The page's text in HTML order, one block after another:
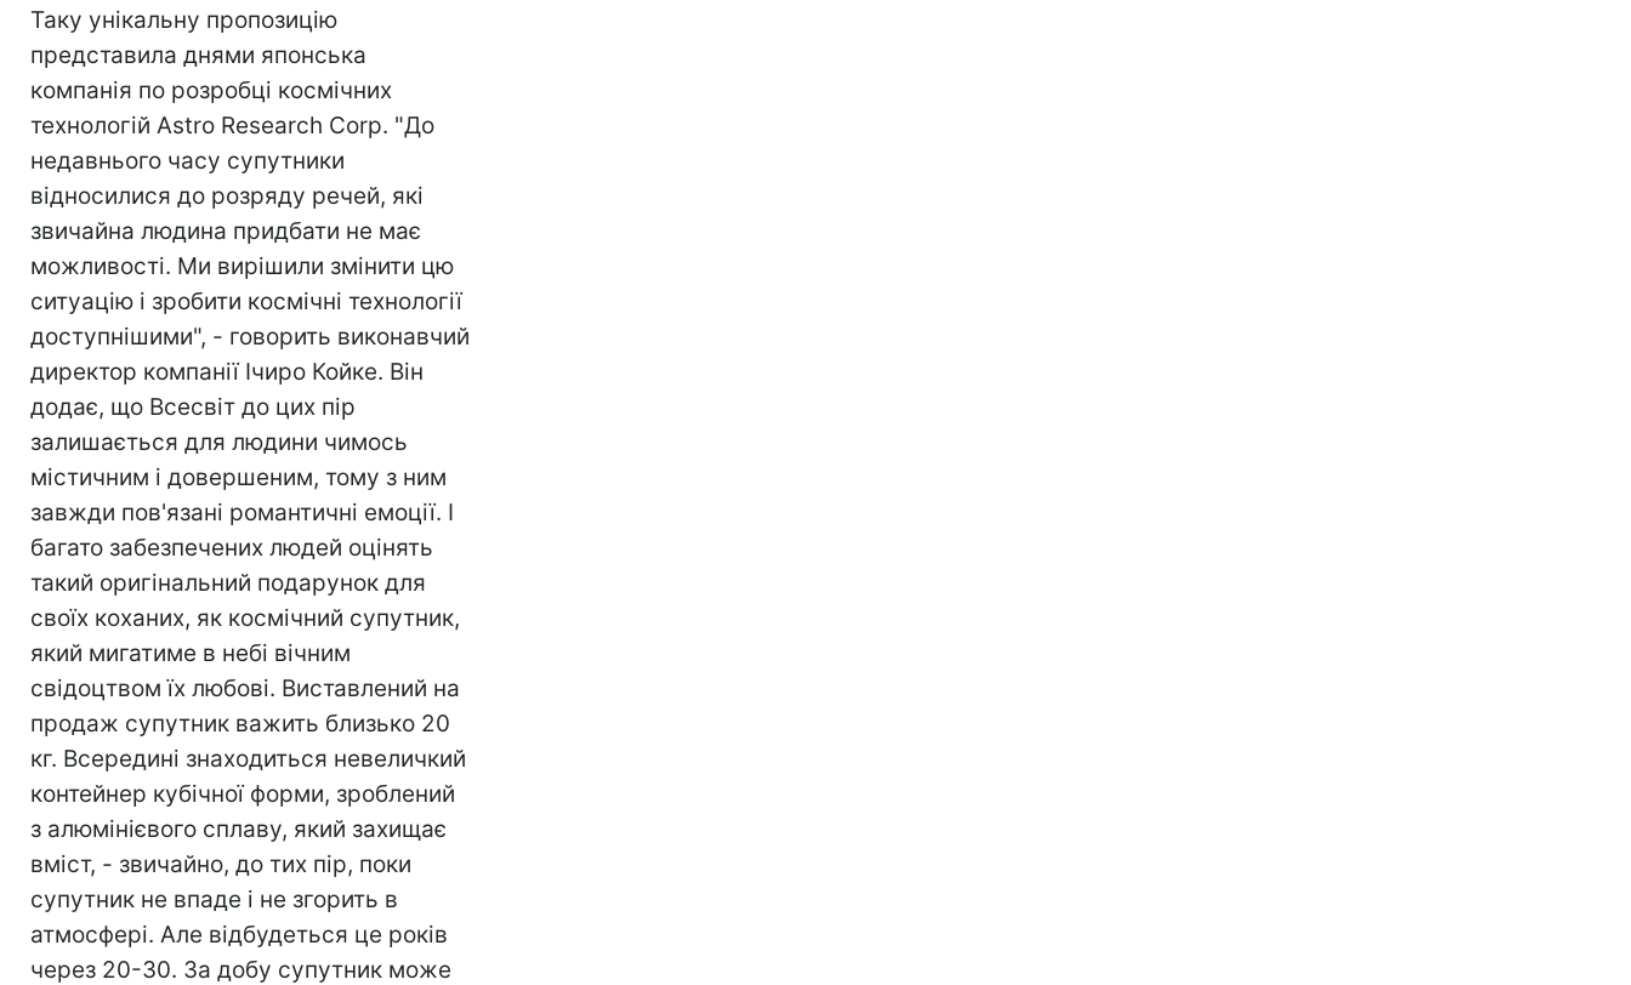
Таку унікальну пропозицію
представила днями японська
компанія по розробці космічних
технологій Astro Research Corp. "До
недавнього часу супутники
відносилися до розряду речей, які
звичайна людина придбати не має
можливості. Ми вирішили змінити цю
ситуацію і зробити космічні технології
доступнішими", - говорить виконавчий
директор компанії Ічиро Койке. Він
додає, що Всесвіт до цих пір
залишається для людини чимось
містичним і довершеним, тому з ним
завжди пов'язані романтичні емоції. І
багато забезпечених людей оцінять
такий оригінальний подарунок для
своїх коханих, як космічний супутник,
який мигатиме в небі вічним
свідоцтвом їх любові. Виставлений на
продаж супутник важить близько 20
кг. Всередині знаходиться невеличкий
контейнер кубічної форми, зроблений
з алюмінієвого сплаву, який захищає
вміст, - звичайно, до тих пір, поки
супутник не впаде і не згорить в
атмосфері. Але відбудеться це років
через 20-30. За добу супутник може